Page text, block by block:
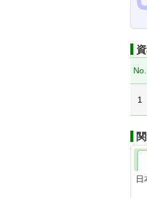
No.
1
日